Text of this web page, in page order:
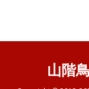
山階